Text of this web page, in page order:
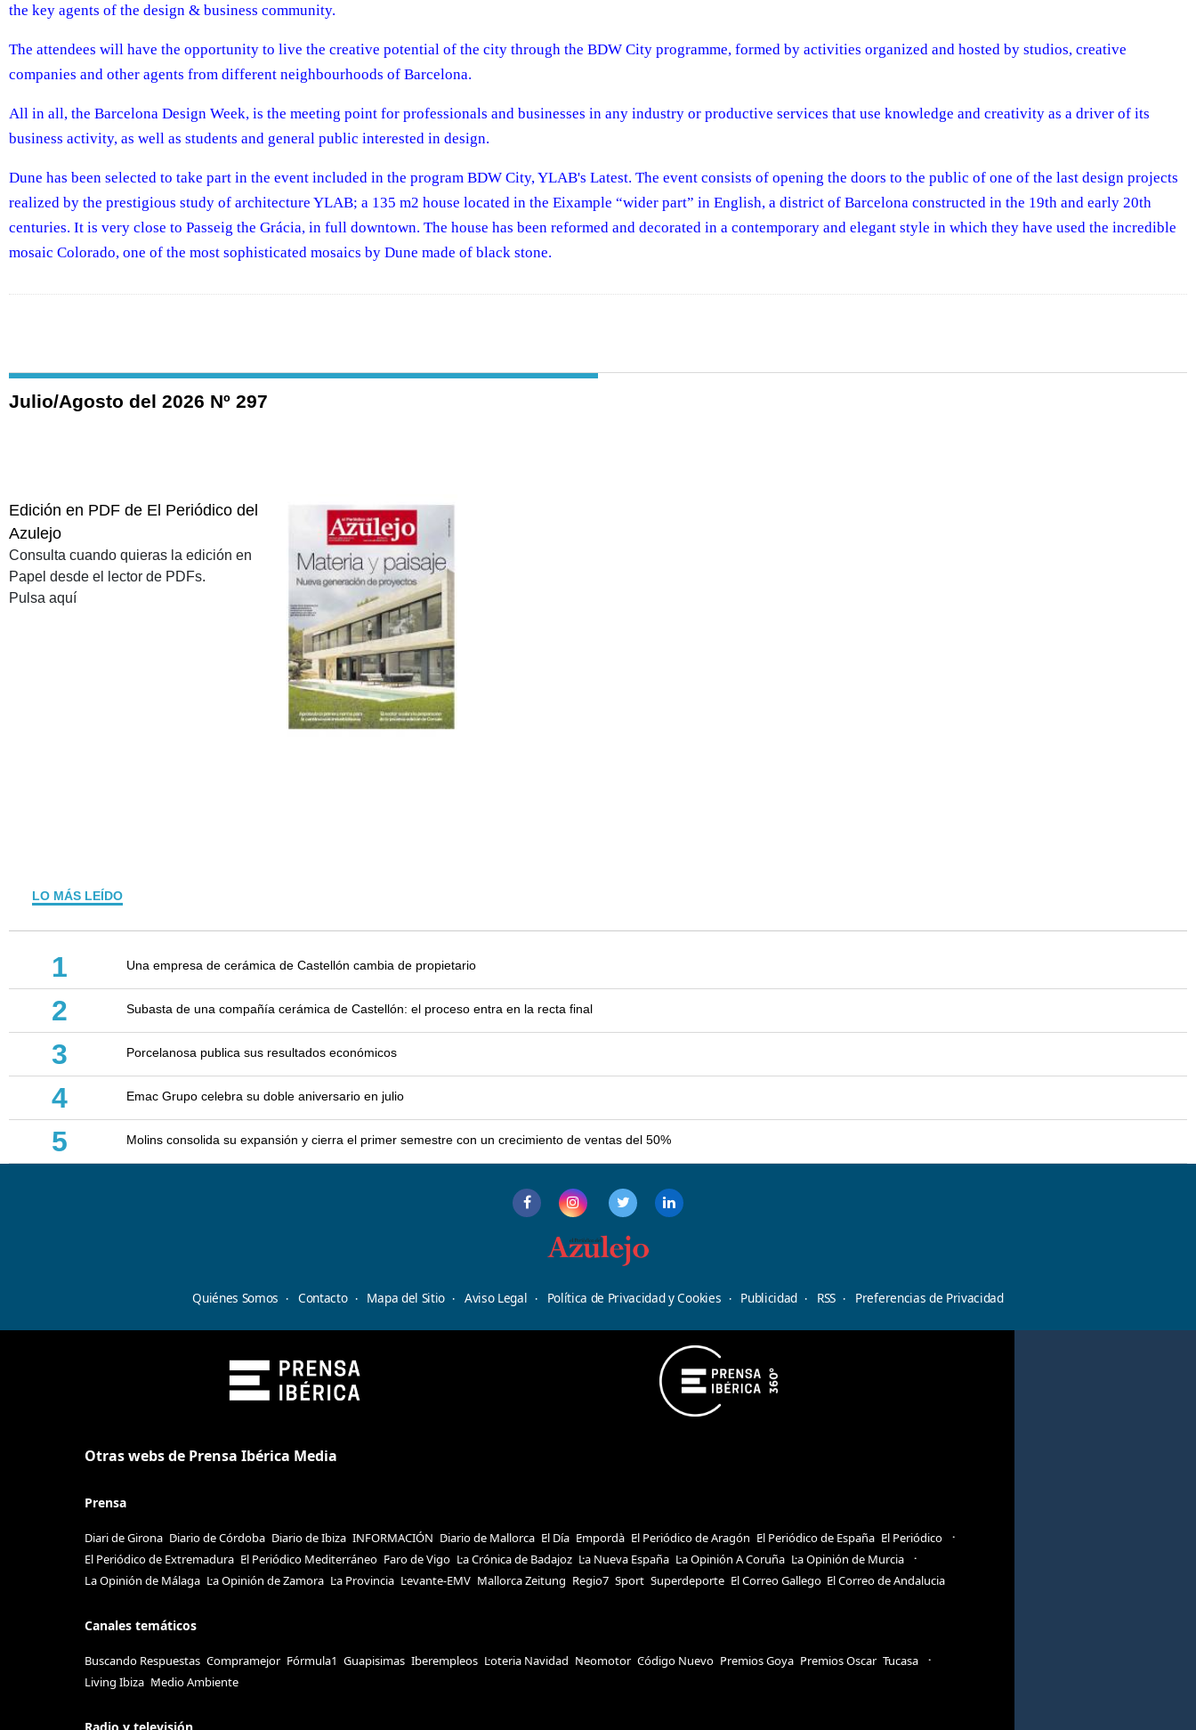
the key agents of the design & business community.
The attendees will have the opportunity to live the creative potential of the city through the BDW City programme, formed by activities organized and hosted by studios, creative
companies and other agents from different neighbourhoods of Barcelona.
All in all, the Barcelona Design Week, is the meeting point for professionals and businesses in any industry or productive services that use knowledge and creativity as a driver of its
business activity, as well as students and general public interested in design.
Dune has been selected to take part in the event included in the program BDW City, YLAB's Latest. The event consists of opening the doors to the public of one of the last design projects
realized by the prestigious study of architecture YLAB; a 135 m2 house located in the Eixample “wider part” in English, a district of Barcelona constructed in the 19th and early 20th
centuries. It is very close to Passeig the Grácia, in full downtown. The house has been reformed and decorated in a contemporary and elegant style in which they have used the incredible
mosaic Colorado, one of the most sophisticated mosaics by Dune made of black stone.
Julio/Agosto del 2026 Nº 297
Edición en PDF de El Periódico del
Azulejo
Consulta cuando quieras la edición en
Papel desde el lector de PDFs.
Pulsa aquí
LO MÁS LEÍDO
1 Una empresa de cerámica de Castellón cambia de propietario
2 Subasta de una compañía cerámica de Castellón: el proceso entra en la recta final
3 Porcelanosa publica sus resultados económicos
4 Emac Grupo celebra su doble aniversario en julio
5 Molins consolida su expansión y cierra el primer semestre con un crecimiento de ventas del 50%
Quiénes Somos Contacto Mapa del Sitio Aviso Legal Política de Privacidad y Cookies Publicidad RSS Preferencias de Privacidad
Otras webs de Prensa Ibérica Media
Prensa
Diari de Girona Diario de Córdoba Diario de Ibiza INFORMACIÓN Diario de Mallorca El Día Empordà El Periódico de Aragón El Periódico de España El Periódico
El Periódico de Extremadura El Periódico Mediterráneo Faro de Vigo La Crónica de Badajoz La Nueva España La Opinión A Coruña La Opinión de Murcia
La Opinión de Málaga La Opinión de Zamora La Provincia Levante-EMV Mallorca Zeitung Regio7 Sport Superdeporte El Correo Gallego El Correo de Andalucia
Canales temáticos
Buscando Respuestas Compramejor Fórmula1 Guapisimas Iberempleos Loteria Navidad Neomotor Código Nuevo Premios Goya Premios Oscar Tucasa
Living Ibiza Medio Ambiente